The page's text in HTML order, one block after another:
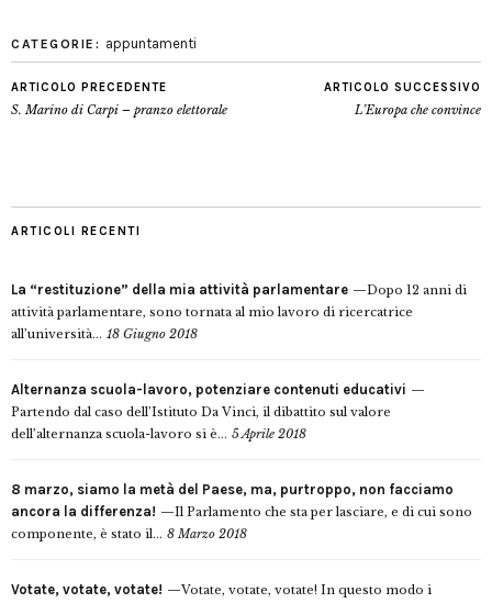
CATEGORIE: appuntamenti
ARTICOLO PRECEDENTE
S. Marino di Carpi – pranzo elettorale
ARTICOLO SUCCESSIVO
L’Europa che convince
ARTICOLI RECENTI
La “restituzione” della mia attività parlamentare
Dopo 12 anni di
attività parlamentare, sono tornata al mio lavoro di ricercatrice
all’università... 18 Giugno 2018
Alternanza scuola-lavoro, potenziare contenuti educativi
Partendo dal caso dell’Istituto Da Vinci, il dibattito sul valore
dell’alternanza scuola-lavoro si è... 5 Aprile 2018
8 marzo, siamo la metà del Paese, ma, purtroppo, non facciamo
ancora la differenza!
Il Parlamento che sta per lasciare, e di cui sono
componente, è stato il... 8 Marzo 2018
Votate, votate, votate!
Votate, votate, votate! In questo modo i